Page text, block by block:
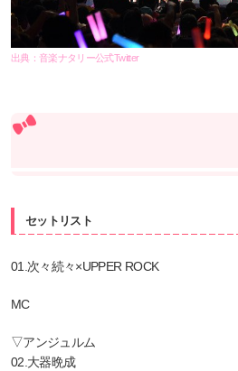
出典：音楽ナタリー公式Twitter
セットリスト
01.次々続々×UPPER ROCK
MC
▽アンジュルム
02.大器晩成